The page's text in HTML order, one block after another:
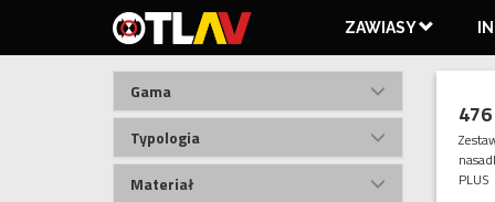
ZAWIASY
Gama
Typologia
Materiał
PLUS